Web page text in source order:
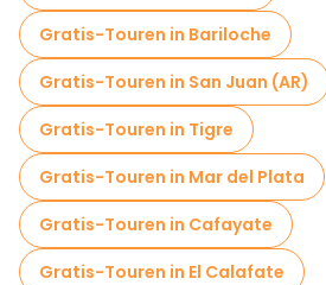
Gratis-Touren in Bariloche
Gratis-Touren in San Juan (AR)
Gratis-Touren in Tigre
Gratis-Touren in Mar del Plata
Gratis-Touren in Cafayate
Gratis-Touren in El Calafate